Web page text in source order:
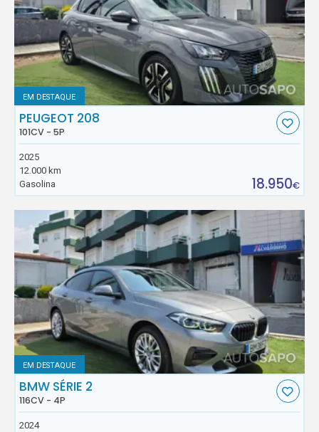
EM DESTAQUE
PEUGEOT 208
101CV - 5P
2025
12.000 km
Gasolina
18.950€
EM DESTAQUE
BMW SÉRIE 2
116CV - 4P
2024